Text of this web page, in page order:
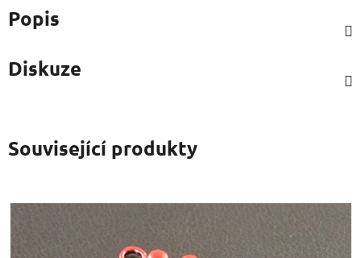
Popis
Diskuze
Související produkty